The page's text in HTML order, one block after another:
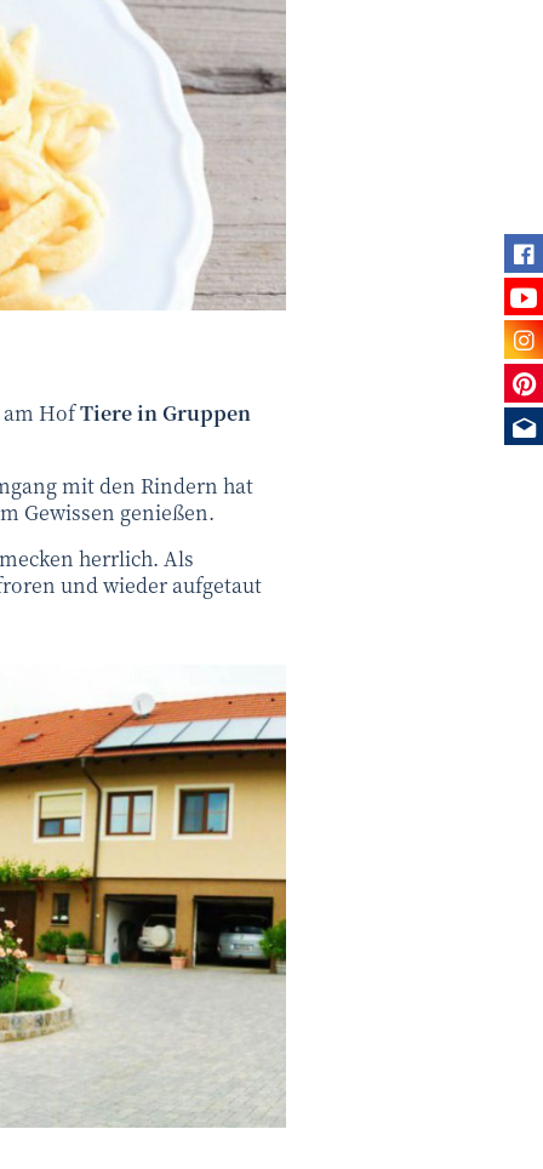
am HofTiere in Gruppen
mit den Rindern hat
Gewissen genießen.
herrlich. Als
und wieder aufgetaut